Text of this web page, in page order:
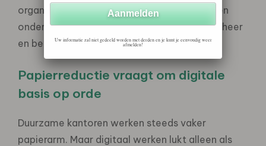
organisaties die flexibel werken serieus willen
ondersteunen met zakelijke databundels, beheer
en bereikbaarheid onderweg.
Papierreductie vraagt om digitale
basis op orde
Duurzame kantoren werken steeds vaker
papierarm. Maar digitaal werken lukt alleen als
Uw informatie zal niet gedeeld worden met derden en je kunt je eenvoudig weer
afmelden!